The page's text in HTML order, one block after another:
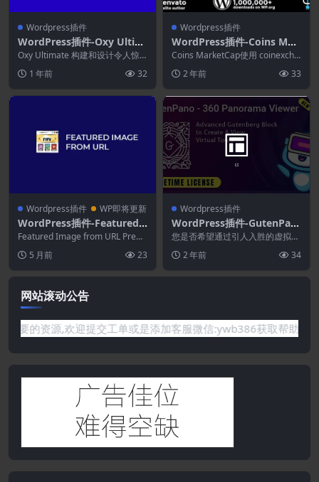
Wordpress插件
WordPress插件-Oxy Ultim
ate 1.6.10-Oxygen Builder
插件
Oxy Ultimate 构建和设计令人惊
1 年前 32
Wordpress插件
WordPress插件-Coins Mar
ketCap 5.5.9-WordPress加
密货币插件
Coins MarketCap使用 coinexcha
2 年前 33
Wordpress插件 WP即将更新
WordPress插件-Featured I
mage from URL (FIFU) Pre
mium 7.1.9
Featured Image from URL Premi
um 是一款 Word...
5 月前 23
Wordpress插件
WordPress插件-GutenPan
o 1.1.0–古腾堡360度全景查
看器
您是否希望通过引人入胜的虚拟体
验提升您的 WordPress 网站？Gu
tenP...2 年前 34
网站滚动公告
没有你需要的资源,欢迎提交工单或是添加客服微信:ywb386获